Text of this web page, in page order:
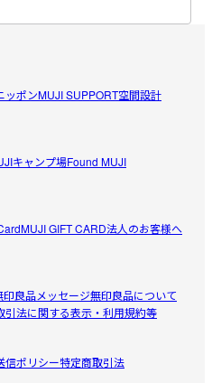
ッポンMUJI SUPPORT空間設計
キャンプ場Found MUJI
MUJI GIFT CARD法人のお客様へ
印良品メッセージ無印良品について
引法に関する表示・利用規約等
信ポリシー特定商取引法